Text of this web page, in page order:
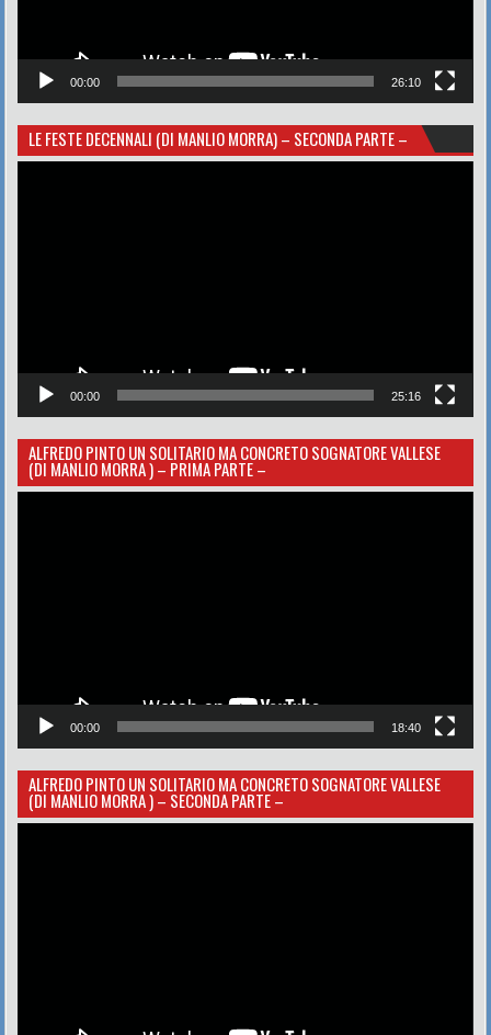
00:00 26:10
LE FESTE DECENNALI (DI MANLIO MORRA) – SECONDA PARTE –
00:00 25:16
ALFREDO PINTO UN SOLITARIO MA CONCRETO SOGNATORE VALLESE
(DI MANLIO MORRA ) – PRIMA PARTE –
00:00 18:40
ALFREDO PINTO UN SOLITARIO MA CONCRETO SOGNATORE VALLESE
(DI MANLIO MORRA ) – SECONDA PARTE –